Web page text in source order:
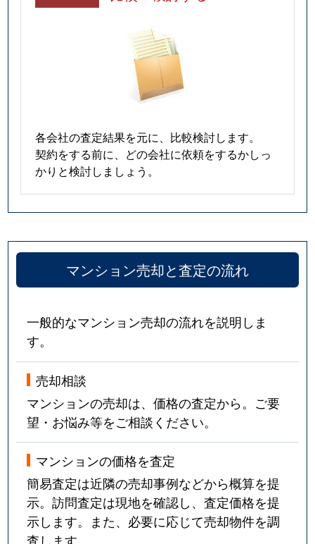
各会社の査定結果を元に、比較検討します。
契約をする前に、どの会社に依頼をするかしっ
かりと検討しましょう。
マンション売却と査定の流れ
一般的なマンション売却の流れを説明しま
す。
売却相談
マンションの売却は、価格の査定から。ご要
望・お悩み等をご相談ください。
マンションの価格を査定
簡易査定は近隣の売却事例などから概算を提
示。訪問査定は現地を確認し、査定価格を提
示します。また、必要に応じて売却物件を調
査します。